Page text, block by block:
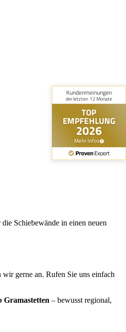
Schiebewände in einen neuen
gerne an. Rufen Sie uns einfach
Gramastetten – bewusst regional,